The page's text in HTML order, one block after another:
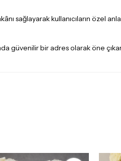
sağlayarak kullanıcıların özel
güvenilir bir adres olarak öne